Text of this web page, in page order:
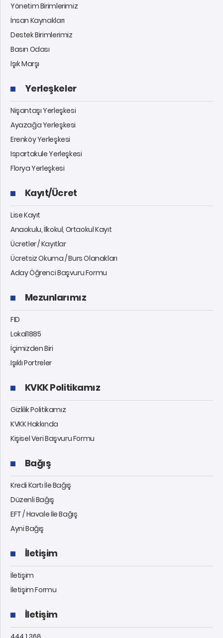
Yönetim Birimlerimiz
İnsan Kaynakları
Destek Birimlerimiz
Basın Odası
Işık Marşı
Yerleşkeler
Nişantaşı Yerleşkesi
Ayazağa Yerleşkesi
Erenköy Yerleşkesi
Ispartakule Yerleşkesi
Florya Yerleşkesi
Kayıt/Ücret
Lise Kayıt
Anaokulu, İlkokul, Ortaokul Kayıt
Ücretler / Kayıtlar
Ücretsiz Okuma / Burs Olanakları
Aday Öğrenci Başvuru Formu
Mezunlarımız
FID
Lokal1885
İçimizden Biri
Işıklı Portreler
KVKK Politikamız
Gizlilik Politikamız
KVKK Hakkında
Kişisel Veri Başvuru Formu
Bağış
Kredi Kartı İle Bağış
Düzenli Bağış
EFT / Havale İle Bağış
Ayni Bağış
İletişim
İletişim
İletişim Formu
İletişim